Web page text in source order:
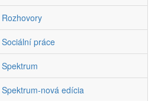
Rozhovory
Sociální práce
Spektrum
Spektrum-nová edícia